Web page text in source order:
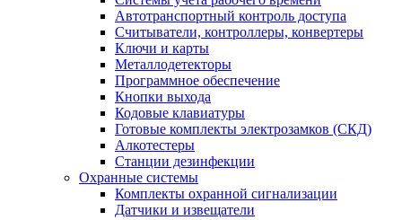
Автотранспортный контроль доступа
Считыватели, контроллеры, конвертеры
Ключи и карты
Металлодетекторы
Программное обеспечение
Кнопки выхода
Кодовые клавиатуры
Готовые комплекты электрозамков (СКД)
Алкотестеры
Станции дезинфекции
Охранные системы
Комплекты охранной сигнализации
Датчики и извещатели